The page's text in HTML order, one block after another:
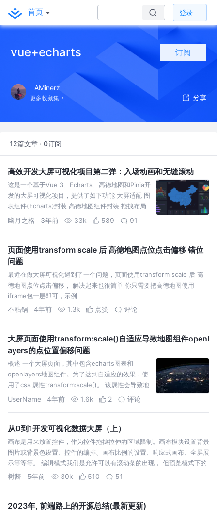
首页 登录
vue+echarts 订阅
AMinerz
更多收藏集
12篇文章 · 0订阅
高效开发大屏可视化项目第二弹：入场动画和无缝滚动
这是一个基于Vue 3、Echarts、高德地图和Pinia开
发的大屏可视化项目，提供了如下功能 大屏适配 图
表组件(Echarts)封装 高德地图组件封装 拖拽布局
入场动画 无缝滚动 源码地址 在
幽月之格 3年前 33k 589 91
页面使用transform scale 后 高德地图点位点击偏移 错位
问题
最近在做大屏可视化遇到了一个问题，页面使用transform scale 后 高
德地图点位点击偏移， 解决起来也很简单,你只需要把高德地图使用
iframe包一层即可，示例
不粘锅 4年前 1.3k 点赞 评论
大屏页面使用transform:scale()自适应导致地图组件openl
ayers的点位置偏移问题
概述 一个大屏页面，其中包含echarts图表和
openlayers地图组件。为了达到自适应的效果，使
用了css 属性transform:scale()。 该属性会导致地
图组件上的点位置偏移的问题。
UserName 4年前 1.6k 2 评论
从0到1开发可视化数据大屏（上）
画布是用来放置控件，作为控件拖拽拉伸的区域限制。画布模块设置背景
图片或背景色设置、控件的编排、画布比例的设置、响应式画布、全屏展
示等等等。 编辑模式我们是允许可以有滚动条的出现， 但预览模式下的
dashboard是用于展示，通常是不允许滚动条出现的。那这种场景我们
树酱 5年前 30k 510 51
2023年, 前端路上的开源总结(最新更新)